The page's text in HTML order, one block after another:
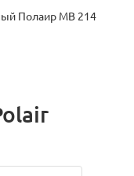
Полаир МВ 214